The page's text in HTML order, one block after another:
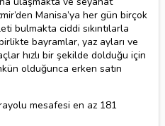
Manisa’ya her gün birçok
bulmakta ciddi sıkıntılarla
bayramlar, yaz ayları ve
hızlı bir şekilde dolduğu için
olduğunca erken satın
mesafesi en az 181